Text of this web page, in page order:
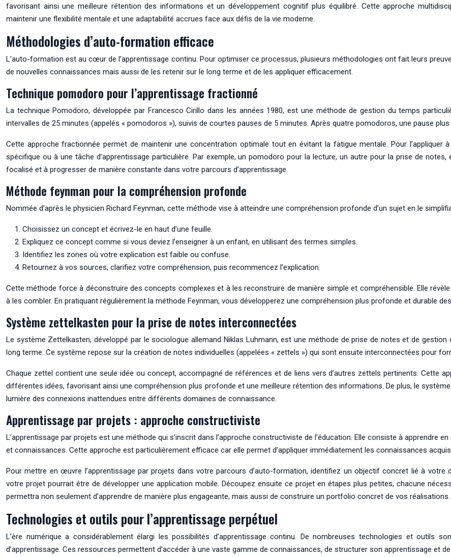
favorisant ainsi une meilleure rétention des informations et un développement cognitif plus équilibré. Cette approche
maintenir une flexibilité mentale et une adaptabilité accrues face aux défis de la vie moderne.
Méthodologies d’auto-formation efficace
L’auto-formation est au cœur de l’apprentissage continu. Pour optimiser ce processus, plusieurs méthodologies ont fait leurs
de nouvelles connaissances mais aussi de les retenir sur le long terme et de les appliquer efficacement.
Technique pomodoro pour l’apprentissage fractionné
La technique Pomodoro, développée par Francesco Cirillo dans les années 1980, est une méthode de gestion du temps
intervalles de 25 minutes (appelés « pomodoros »), suivis de courtes pauses de 5 minutes. Après quatre pomodoros, une pause
Cette approche fractionnée permet de maintenir une concentration optimale tout en évitant la fatigue mentale. Pour l’appliquer
spécifique ou à une tâche d’apprentissage particulière. Par exemple, un pomodoro pour la lecture, un autre pour la prise de
focalisé et à progresser de manière constante dans votre parcours d’apprentissage.
Méthode feynman pour la compréhension profonde
Nommée d’après le physicien Richard Feynman, cette méthode vise à atteindre une compréhension profonde d’un sujet en le
Choisissez un concept et écrivez-le en haut d’une feuille.
Expliquez ce concept comme si vous deviez l’enseigner à un enfant, en utilisant des termes simples.
Identifiez les zones où votre explication est faible ou confuse.
Retournez à vos sources, clarifiez votre compréhension, puis recommencez l’explication.
Cette méthode force à déconstruire des concepts complexes et à les reconstruire de manière simple et compréhensible. Elle
à les combler. En pratiquant régulièrement la méthode Feynman, vous développerez une compréhension plus profonde et durable
Système zettelkasten pour la prise de notes interconnectées
Le système Zettelkasten, développé par le sociologue allemand Niklas Luhmann, est une méthode de prise de notes et de
long terme. Ce système repose sur la création de notes individuelles (appelées « zettels ») qui sont ensuite interconnectées pour
Chaque zettel contient une seule idée ou concept, accompagné de références et de liens vers d’autres zettels pertinents. Cette
différentes idées, favorisant ainsi une compréhension plus profonde et une meilleure rétention des informations. De plus, le
lumière des connexions inattendues entre différents domaines de connaissance.
Apprentissage par projets : approche constructiviste
L’apprentissage par projets est une méthode qui s’inscrit dans l’approche constructiviste de l’éducation. Elle consiste à apprendre
et connaissances. Cette approche est particulièrement efficace car elle permet d’appliquer immédiatement les connaissances
Pour mettre en œuvre l’apprentissage par projets dans votre parcours d’auto-formation, identifiez un objectif concret lié à votre
votre projet pourrait être de développer une application mobile. Découpez ensuite ce projet en étapes plus petites, chacune
permettra non seulement d’apprendre de manière plus engageante, mais aussi de construire un portfolio concret de vos réalisations.
Technologies et outils pour l’apprentissage perpétuel
L’ère numérique a considérablement élargi les possibilités d’apprentissage continu. De nombreuses technologies et outils
d’apprentissage. Ces ressources permettent d’accéder à une vaste gamme de connaissances, de structurer son apprentissage et